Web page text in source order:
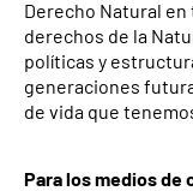
Derecho Natural
derechos de la
políticas y
generaciones
de vida que
Para los medios de